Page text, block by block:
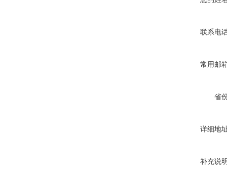
联系电
常用邮
省
详细地
补充说